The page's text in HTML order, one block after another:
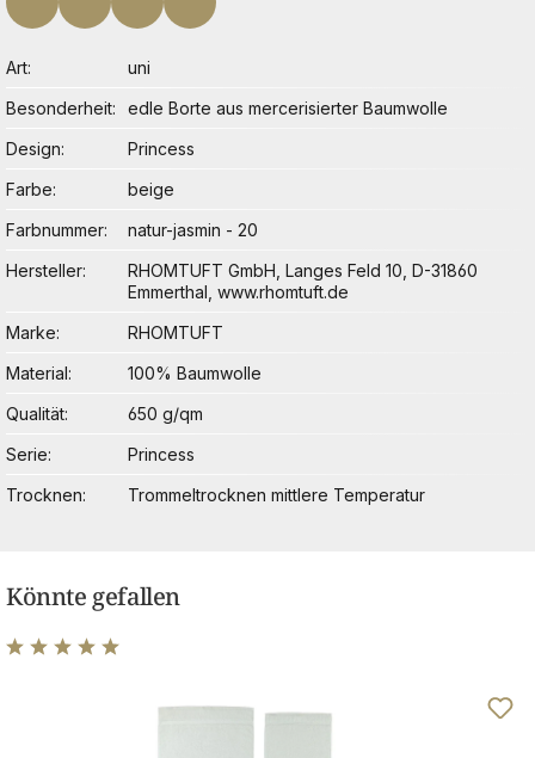
Art
uni
Besonderheit
edle Borte aus mercerisierter Baumwolle
Design
Princess
Farbe
beige
Farbnummer
natur-jasmin - 20
Hersteller
RHOMTUFT GmbH, Langes Feld 10, D-31860
Emmerthal, www.rhomtuft.de
Marke
RHOMTUFT
Material
100% Baumwolle
Qualität
650 g/qm
Serie
Princess
Trocknen
Trommeltrocknen mittlere Temperatur
Könnte gefallen